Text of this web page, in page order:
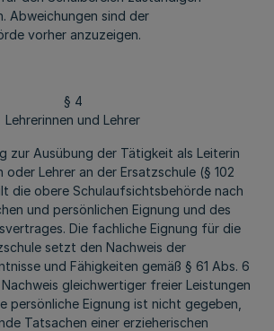
Abweichungen sind der
vorher anzuzeigen.
§ 4
Lehrerinnen und Lehrer
zur Ausübung der Tätigkeit als Leiterin
oder Lehrer an der Ersatzschule (§ 102
die obere Schulaufsichtsbehörde nach
und persönlichen Eignung und des
Die fachliche Eignung für die
setzt den Nachweis der
und Fähigkeiten gemäß § 61 Abs. 6
Nachweis gleichwertiger freier Leistungen
persönliche Eignung ist nicht gegeben,
Tatsachen einer erzieherischen